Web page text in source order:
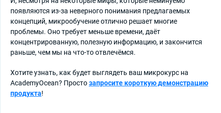
появляются из-за неверного понимания предлагаемых
концепций, микрообучение отлично решает многие
проблемы. Оно требует меньше времени, даёт
концентрированную, полезную информацию, и закончится
раньше, чем мы на что-то отвлечёмся.
Хотите узнать, как будет выглядеть ваш микрокурс на
AcademyOcean? Простозапросите короткую демонстрацию
продукта!